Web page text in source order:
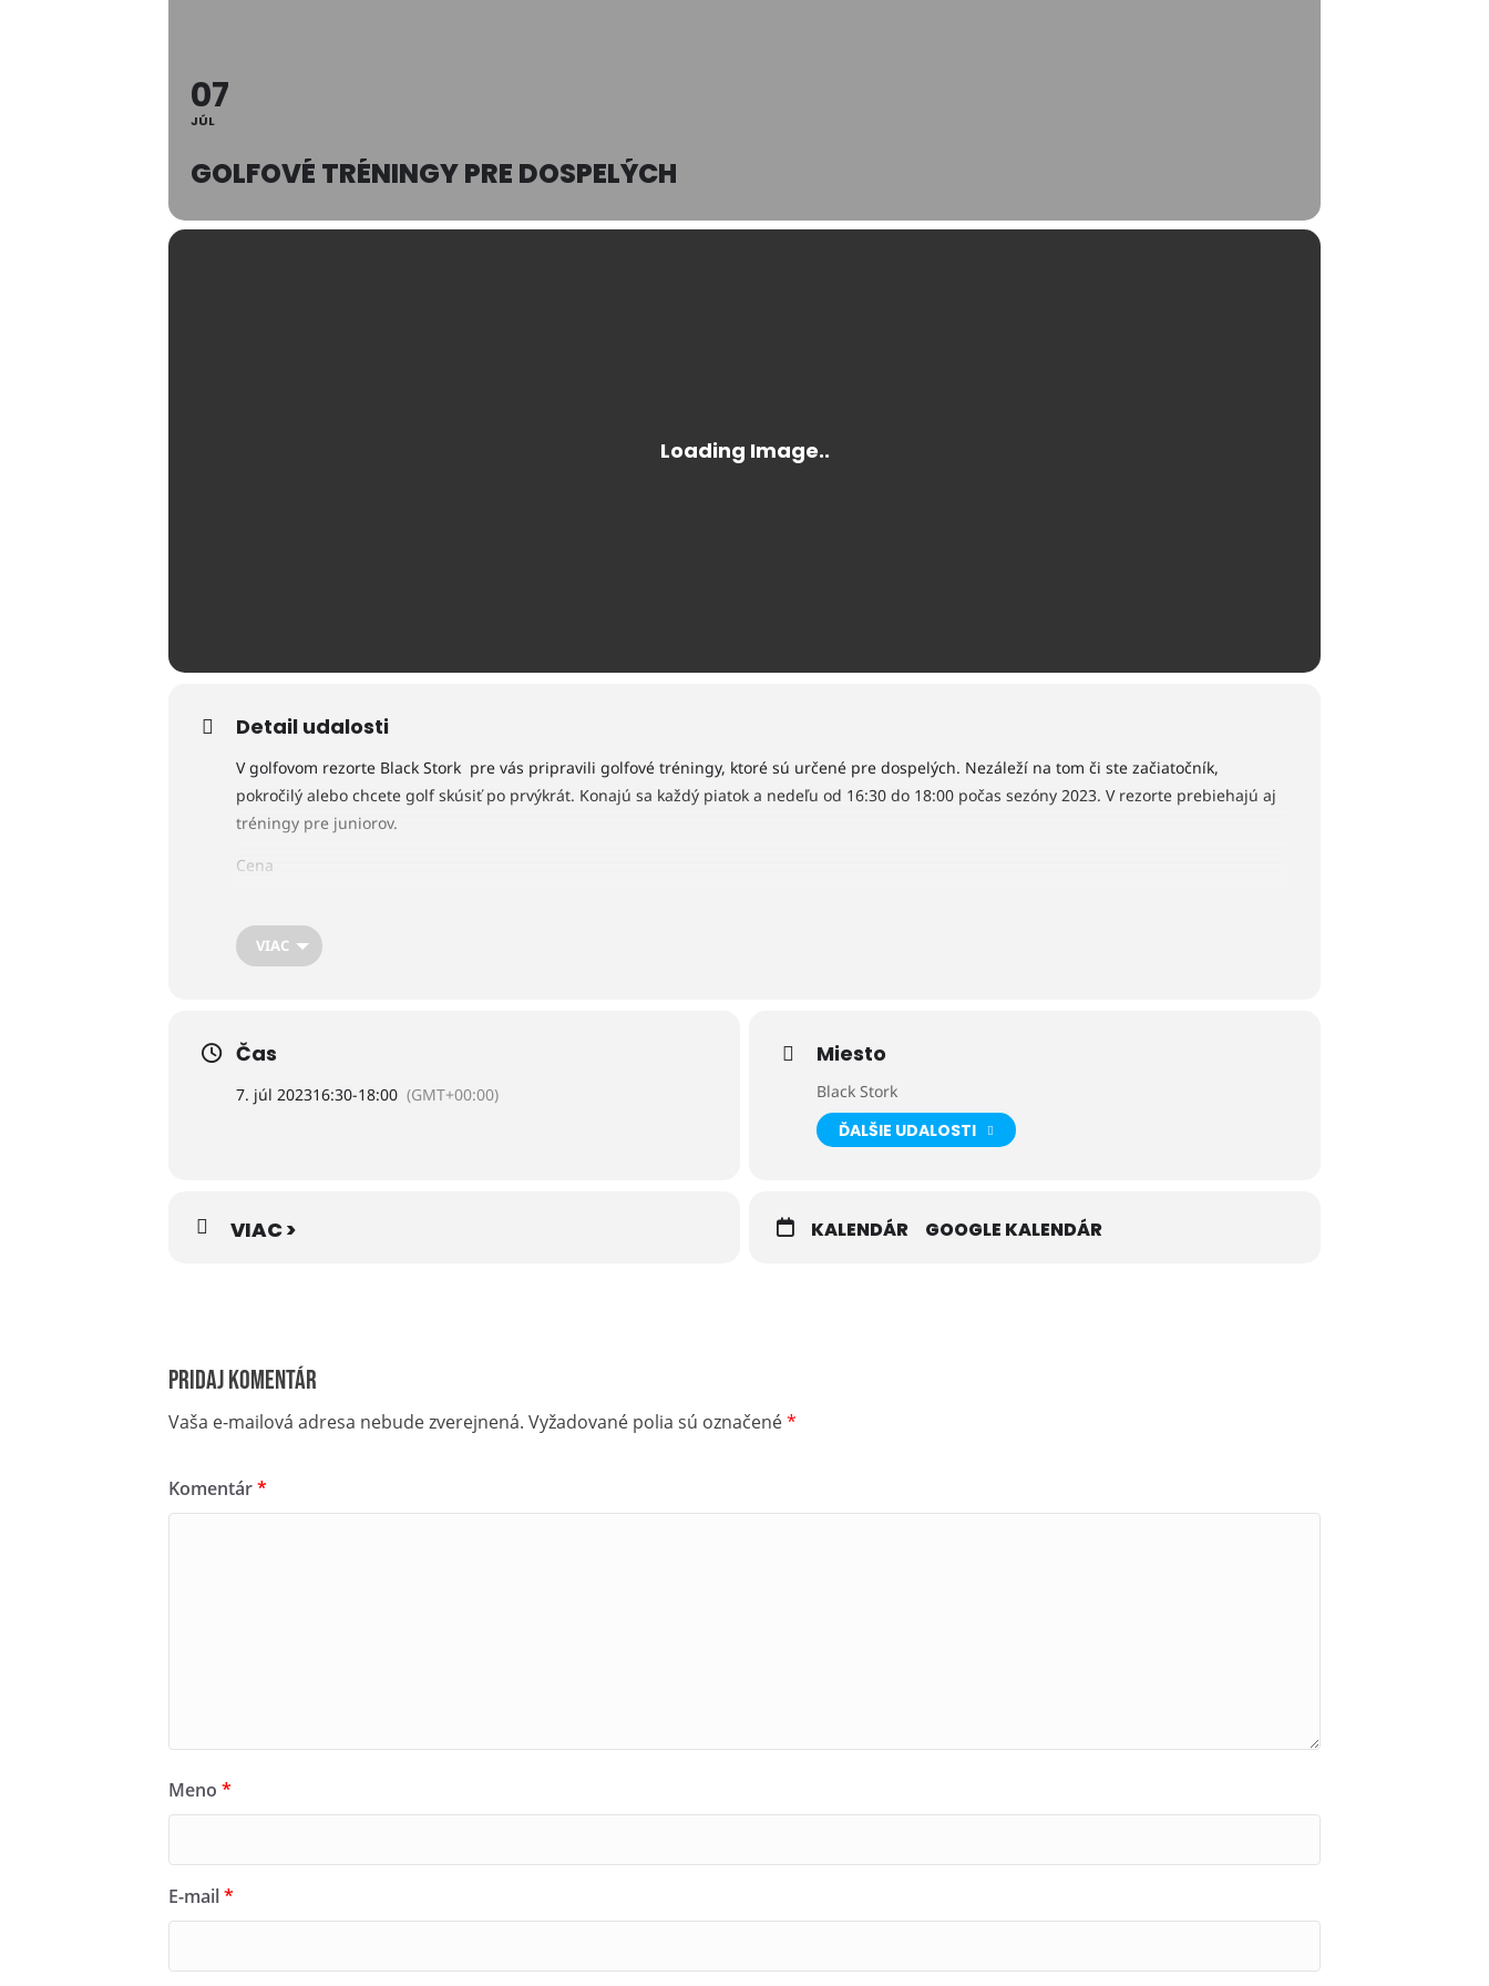
07
JÚL
GOLFOVÉ TRÉNINGY PRE DOSPELÝCH
Detail udalosti
V golfovom rezorte Black Stork pre vás pripravili golfové tréningy, ktoré sú určené pre dospelých. Nezáleží na tom či ste začiatočník,
pokročilý alebo chcete golf skúsiť po prvýkrát. Konajú sa každý piatok a nedeľu od 16:30 do 18:00 počas sezóny 2023. V rezorte prebiehajú aj
tréningy pre juniorov.
Cena
Nečlen dospelý – 15€ / osoba
VIAC
Čas
7. júl 202316:30-18:00 (GMT+00:00)
Miesto
Black Stork
ĎALŠIE UDALOSTI
VIAC > KALENDÁR GOOGLE KALENDÁR
Pridaj komentár
Vaša e-mailová adresa nebude zverejnená. Vyžadované polia sú označené*
Komentár*
Meno *
E-mail*